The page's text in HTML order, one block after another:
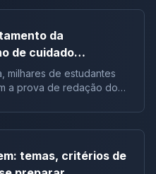
da
de cuidado
Brasil | Tema de
milhares de estudantes
a prova de redação do
Nesse sentido, a
torno do tema da
o Inep divulgou o tão
temas, critérios de